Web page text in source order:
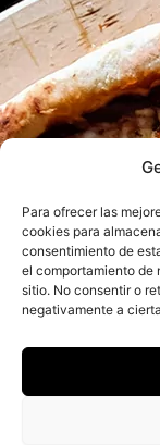
Para ofrecer las
cookies para
consentimiento de
el comportamiento de
sitio. No consentir o
negativamente a